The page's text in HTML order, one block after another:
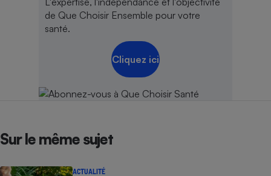
de Que Choisir Ensemble pour votre
santé.
Cliquez ici
Sur le même sujet
ACTUALITÉ